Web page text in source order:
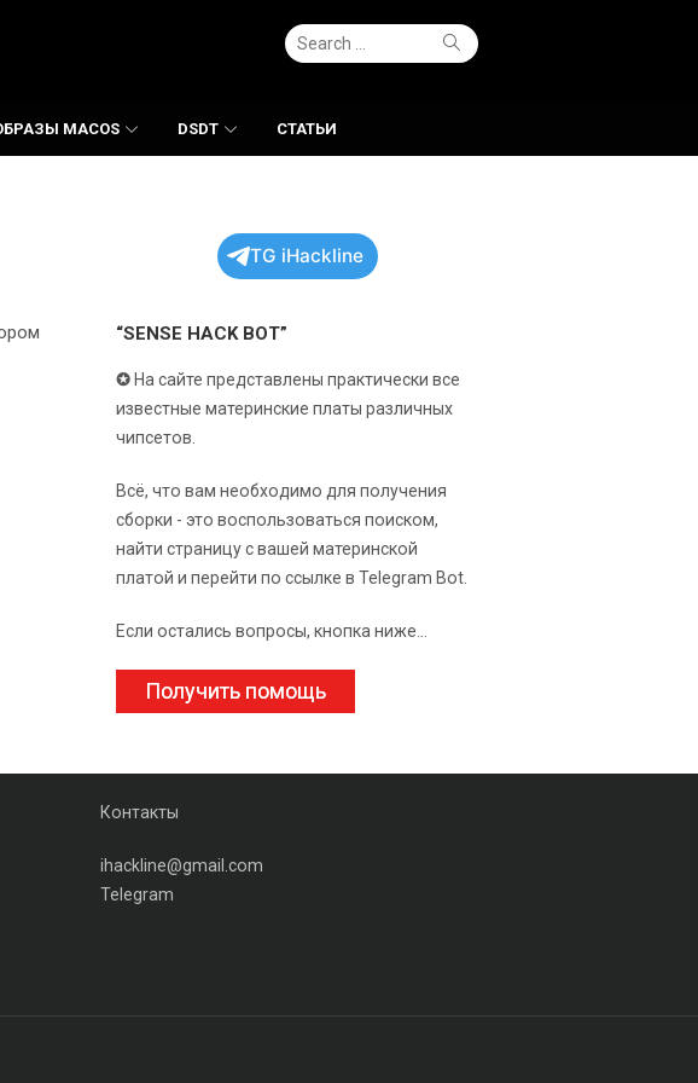
Search
for:
Search
MACOS DSDT СТАТЬИ
TG iHackline
“SENSE HACK BOT”
✪ На сайте представлены практически все
известные материнские платы различных
чипсетов.
Всё, что вам необходимо для получения
сборки - это воспользоваться поиском,
найти страницу с вашей материнской
платой и перейти по ссылке в Telegram Bot.
Если остались вопросы, кнопка ниже...
Получить помощь
Контакты
ihackline@gmail.com
Telegram